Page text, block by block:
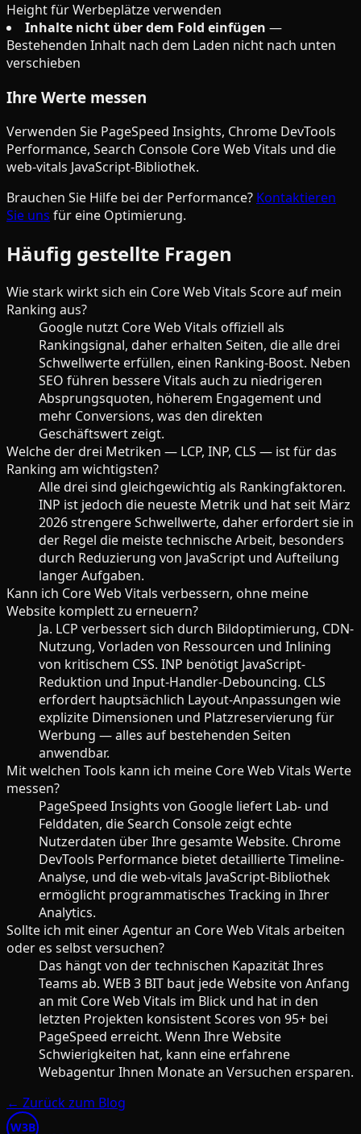
Height für Werbeplätze verwenden
Inhalte nicht über dem Fold einfügen —
Bestehenden Inhalt nach dem Laden nicht nach unten
verschieben
Ihre Werte messen
Verwenden Sie PageSpeed Insights, Chrome DevTools
Performance, Search Console Core Web Vitals und die
web-vitals JavaScript-Bibliothek.
Brauchen Sie Hilfe bei der Performance? Kontaktieren
Sie uns für eine Optimierung.
Häufig gestellte Fragen
Wie stark wirkt sich ein Core Web Vitals Score auf mein
Ranking aus?
Google nutzt Core Web Vitals offiziell als
Rankingsignal, daher erhalten Seiten, die alle drei
Schwellwerte erfüllen, einen Ranking-Boost. Neben
SEO führen bessere Vitals auch zu niedrigeren
Absprungsquoten, höherem Engagement und
mehr Conversions, was den direkten
Geschäftswert zeigt.
Welche der drei Metriken — LCP, INP, CLS — ist für das
Ranking am wichtigsten?
Alle drei sind gleichgewichtig als Rankingfaktoren.
INP ist jedoch die neueste Metrik und hat seit März
2026 strengere Schwellwerte, daher erfordert sie in
der Regel die meiste technische Arbeit, besonders
durch Reduzierung von JavaScript und Aufteilung
langer Aufgaben.
Kann ich Core Web Vitals verbessern, ohne meine
Website komplett zu erneuern?
Ja. LCP verbessert sich durch Bildoptimierung, CDN-
Nutzung, Vorladen von Ressourcen und Inlining
von kritischem CSS. INP benötigt JavaScript-
Reduktion und Input-Handler-Debouncing. CLS
erfordert hauptsächlich Layout-Anpassungen wie
explizite Dimensionen und Platzreservierung für
Werbung — alles auf bestehenden Seiten
anwendbar.
Mit welchen Tools kann ich meine Core Web Vitals Werte
messen?
PageSpeed Insights von Google liefert Lab- und
Felddaten, die Search Console zeigt echte
Nutzerdaten über Ihre gesamte Website. Chrome
DevTools Performance bietet detaillierte Timeline-
Analyse, und die web-vitals JavaScript-Bibliothek
ermöglicht programmatisches Tracking in Ihrer
Analytics.
Sollte ich mit einer Agentur an Core Web Vitals arbeiten
oder es selbst versuchen?
Das hängt von der technischen Kapazität Ihres
Teams ab. WEB 3 BIT baut jede Website von Anfang
an mit Core Web Vitals im Blick und hat in den
letzten Projekten konsistent Scores von 95+ bei
PageSpeed erreicht. Wenn Ihre Website
Schwierigkeiten hat, kann eine erfahrene
Webagentur Ihnen Monate an Versuchen ersparen.
← Zurück zum Blog
W3B